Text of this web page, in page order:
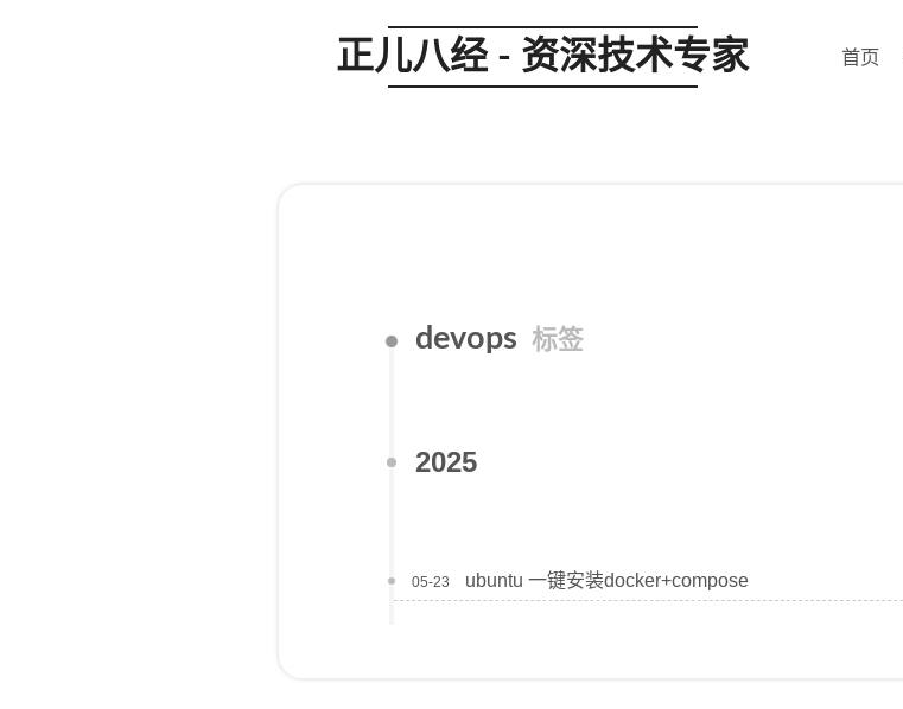
正儿八经 - 资深技术专家 首页
devops 标签
2025
05-23 ubuntu 一键安装docker+compose